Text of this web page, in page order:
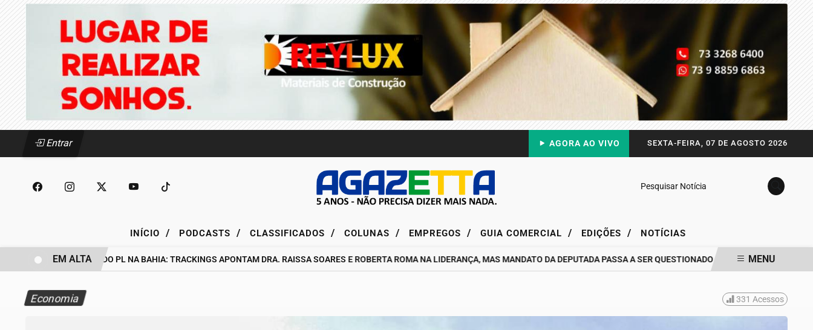
Entrar SEXTA-FEIRA, 07 DE AGOSTO 2026
AGORA AO VIVO
Pesquisar Notícia
INÍCIO / PODCASTS / CLASSIFICADOS / COLUNAS / EMPREGOS / GUIA COMERCIAL / EDIÇÕES / NOTÍCIAS
BASTIDORES DO PL NA BAHIA: TRACKINGS APONTAM DRA. RAISSA SOARES E ROBERTA ROMA NA LIDERANÇA, MAS MANDATO DA DEPUTADA PASSA A SER QUESTIONADO DRA. RAISSA SOARES
EM ALTA MENU
Economia 331 Acessos